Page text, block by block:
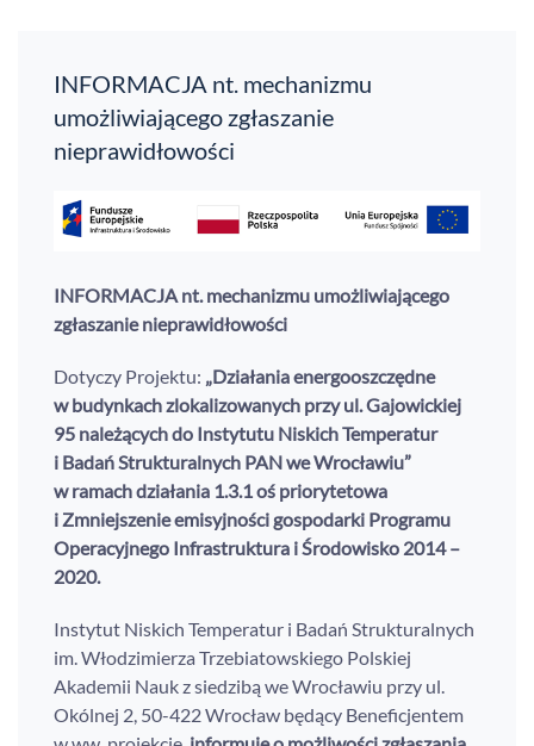
INFORMACJA nt. mechanizmu
umożliwiającego zgłaszanie
nieprawidłowości
INFORMACJA nt. mechanizmu umożliwiającego
zgłaszanie nieprawidłowości
Dotyczy Projektu: „Działania energooszczędne
w budynkach zlokalizowanych przy ul. Gajowickiej
95 należących do Instytutu Niskich Temperatur
i Badań Strukturalnych PAN we Wrocławiu”
w ramach działania 1.3.1 oś priorytetowa
i Zmniejszenie emisyjności gospodarki Programu
Operacyjnego Infrastruktura i Środowisko 2014 –
2020.
Instytut Niskich Temperatur i Badań Strukturalnych
im. Włodzimierza Trzebiatowskiego Polskiej
Akademii Nauk z siedzibą we Wrocławiu przy ul.
Okólnej 2, 50-422 Wrocław będący Beneficjentem